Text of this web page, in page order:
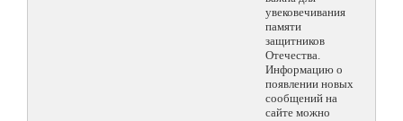
увековечивания
памяти
защитников
Отечества.
Информацию о
появлении новых
сообщений на
сайте можно